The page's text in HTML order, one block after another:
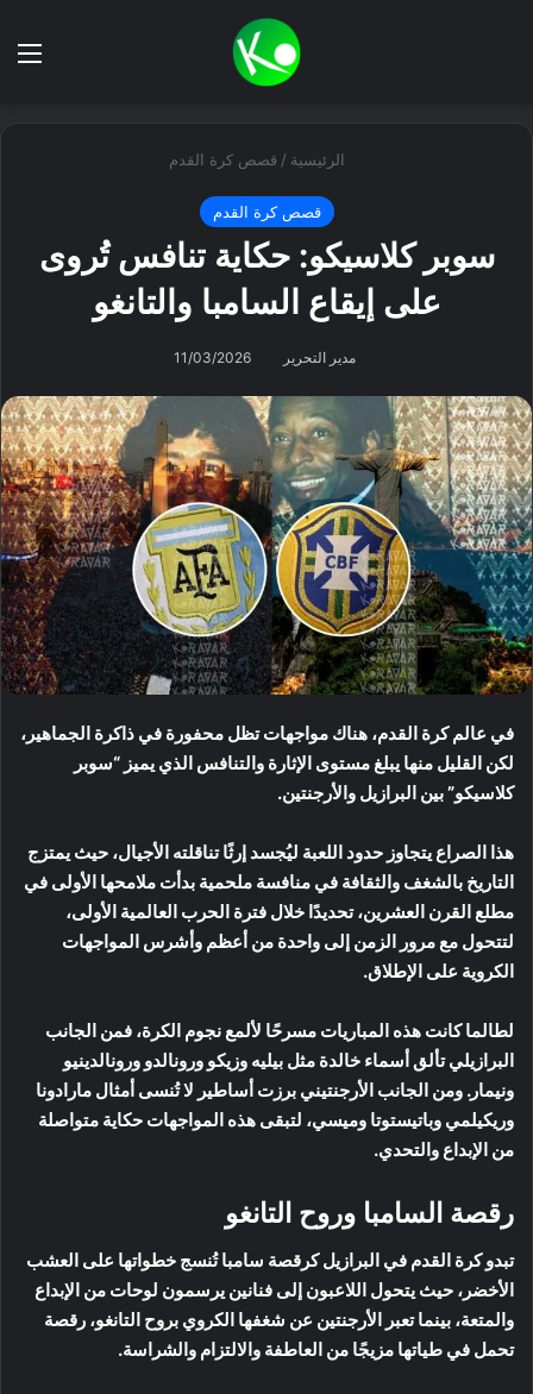
الرئيسية / قصص كرة القدم
قصص كرة القدم
سوبر كلاسيكو: حكاية تنافس تُروى
على إيقاع السامبا والتانغو
مدير التحرير 11/03/2026
في عالم كرة القدم، هناك مواجهات تظل محفورة في ذاكرة الجماهير،
لكن القليل منها يبلغ مستوى الإثارة والتنافس الذي يميز “سوبر
كلاسيكو” بين البرازيل والأرجنتين.
هذا الصراع يتجاوز حدود اللعبة ليُجسد إرثًا تناقلته الأجيال، حيث يمتزج
التاريخ بالشغف والثقافة في منافسة ملحمية بدأت ملامحها الأولى في
مطلع القرن العشرين، تحديدًا خلال فترة الحرب العالمية الأولى،
لتتحول مع مرور الزمن إلى واحدة من أعظم وأشرس المواجهات
الكروية على الإطلاق.
لطالما كانت هذه المباريات مسرحًا لألمع نجوم الكرة، فمن الجانب
البرازيلي تألق أسماء خالدة مثل بيليه وزيكو ورونالدو ورونالدينيو
ونيمار. ومن الجانب الأرجنتيني برزت أساطير لا تُنسى أمثال مارادونا
وريكيلمي وباتيستوتا وميسي، لتبقى هذه المواجهات حكاية متواصلة
من الإبداع والتحدي.
رقصة السامبا وروح التانغو
تبدو كرة القدم في البرازيل كرقصة سامبا تُنسج خطواتها على العشب
الأخضر، حيث يتحول اللاعبون إلى فنانين يرسمون لوحات من الإبداع
والمتعة، بينما تعبر الأرجنتين عن شغفها الكروي بروح التانغو، رقصة
تحمل في طياتها مزيجًا من العاطفة والالتزام والشراسة.